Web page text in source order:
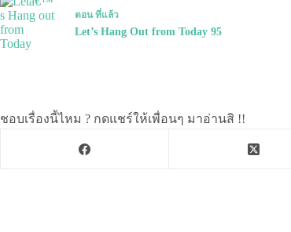
ตอนที่แล้ว
Let’s Hang Out from Today 95
ชอบเรื่องนี้ไหม ? กดแชร์ให้เพื่อนๆ มาอ่านสิ !!